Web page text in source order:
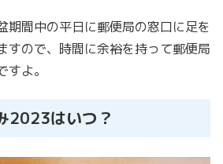
期間中の平日に郵便局の窓口に足を
すので、時間に余裕を持って郵便局
よ。
2023はいつ？